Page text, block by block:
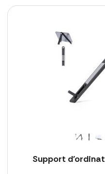
Support